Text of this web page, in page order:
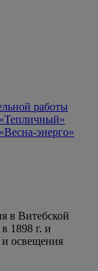
работы
энерго»
в Витебской
1898 г. и
и освещения